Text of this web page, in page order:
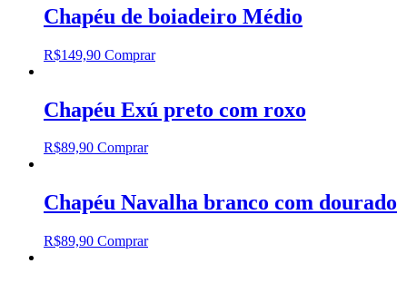
Chapéu de boiadeiro Médio
R$149,90 Comprar
Chapéu Exú preto com roxo
R$89,90 Comprar
Chapéu Navalha branco com dourado
R$89,90 Comprar